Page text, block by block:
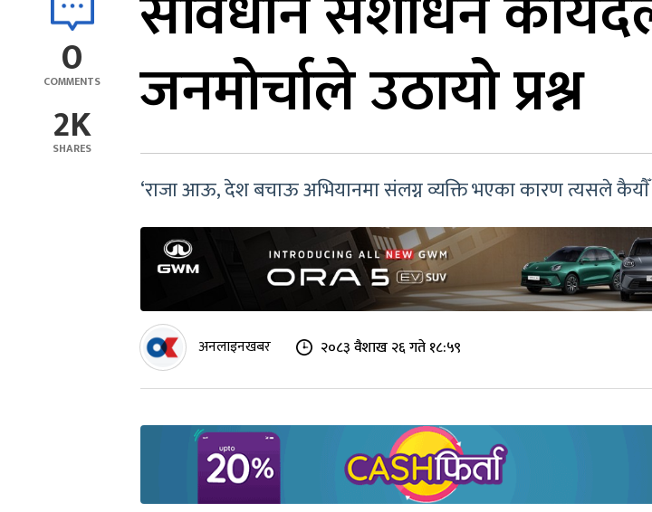
0
COMMENTS
2K
SHARES
जनमोर्चाले उठायो प्रश्न
‘राजा आऊ, देश बचाऊ अभियानमा संलग्न व्यक्ति भएका कारण त्यसले कैयाैँ
अनलाइनखबर २०८३ वैशाख २६ गते १८:५९